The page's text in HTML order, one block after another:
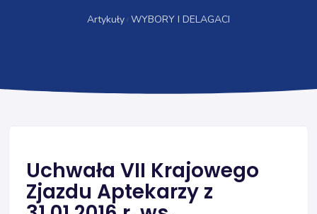
Artykuły WYBORY I DELAGACI
Uchwała VII Krajowego
Zjazdu Aptekarzy z